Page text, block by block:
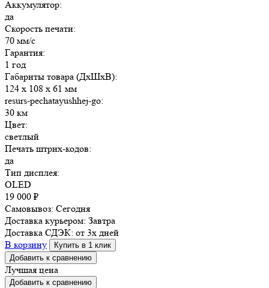
Аккумулятор:
да
Скорость печати:
70 мм/с
Гарантия:
1 год
Габариты товара (ДxШxВ):
124 x 108 x 61 мм
resurs-pechatayushhej-go:
30 км
Цвет:
светлый
Печать штрих-кодов:
да
Тип дисплея:
OLED
19 000 ₽
Самовывоз: Сегодня
Доставка курьером: Завтра
Доставка СДЭК: от 3х дней
В корзину
Купить в 1 клик
Добавить к сравнению
Лучшая цена
Добавить к сравнению